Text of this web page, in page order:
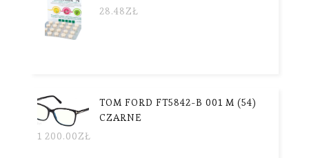
28.48ZŁ
TOM FORD FT5842-B 001 M (54)
CZARNE
1 200.00ZŁ